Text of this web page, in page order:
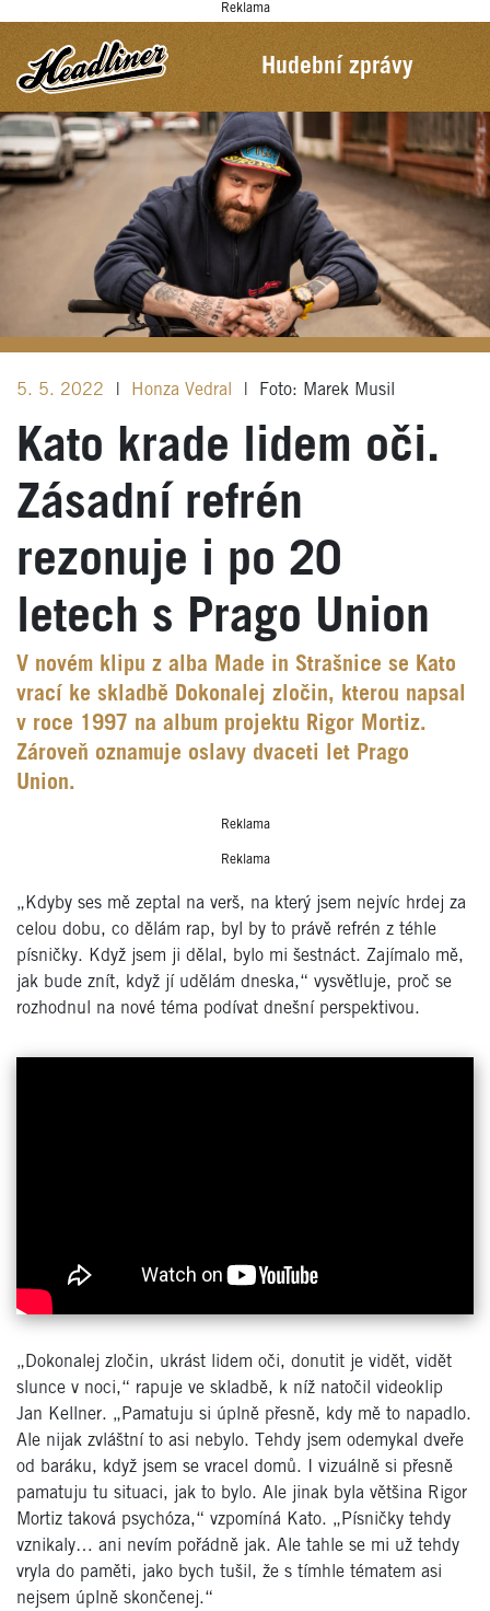
Reklama
Hudební zprávy
5. 5. 2022 Honza Vedral Foto: Marek Musil
Kato krade lidem oči.
Zásadní refrén
rezonuje i po 20
letech s Prago Union
V novém klipu z alba Made in Strašnice se Kato
vrací ke skladbě Dokonalej zločin, kterou napsal
v roce 1997 na album projektu Rigor Mortiz.
Zároveň oznamuje oslavy dvaceti let Prago
Union.
Reklama
Reklama
„Kdyby ses mě zeptal na verš, na který jsem nejvíc hrdej za
celou dobu, co dělám rap, byl by to právě refrén z téhle
písničky. Když jsem ji dělal, bylo mi šestnáct. Zajímalo mě,
jak bude znít, když jí udělám dneska,“ vysvětluje, proč se
rozhodnul na nové téma podívat dnešní perspektivou.
„Dokonalej zločin, ukrást lidem oči, donutit je vidět, vidět
slunce v noci,“ rapuje ve skladbě, k níž natočil videoklip
Jan Kellner. „Pamatuju si úplně přesně, kdy mě to napadlo.
Ale nijak zvláštní to asi nebylo. Tehdy jsem odemykal dveře
od baráku, když jsem se vracel domů. I vizuálně si přesně
pamatuju tu situaci, jak to bylo. Ale jinak byla většina Rigor
Mortiz taková psychóza,“ vzpomíná Kato. „Písničky tehdy
vznikaly… ani nevím pořádně jak. Ale tahle se mi už tehdy
vryla do paměti, jako bych tušil, že s tímhle tématem asi
nejsem úplně skončenej.“